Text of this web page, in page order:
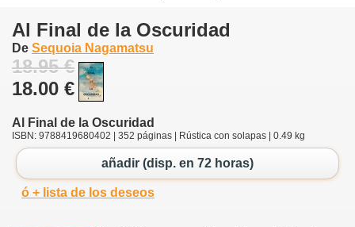
Al Final de la Oscuridad
De Sequoia Nagamatsu
18.95 €
18.00 €
Al Final de la Oscuridad
ISBN: 9788419680402 | 352 páginas | Rústica con solapas | 0.49 kg
añadir (disp. en 72 horas)
ó + lista de los deseos